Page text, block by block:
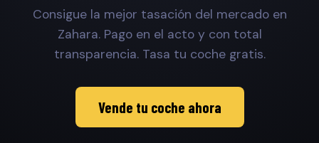
Consigue la mejor tasación del mercado en
Zahara. Pago en el acto y con total
transparencia. Tasa tu coche gratis.
Vende tu coche ahora